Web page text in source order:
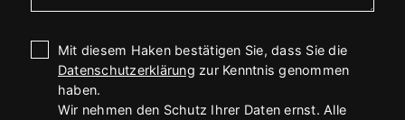
Mit diesem Haken bestätigen Sie, dass Sie die
Datenschutzerklärung zur Kenntnis genommen
haben.
Wir nehmen den Schutz Ihrer Daten ernst. Alle